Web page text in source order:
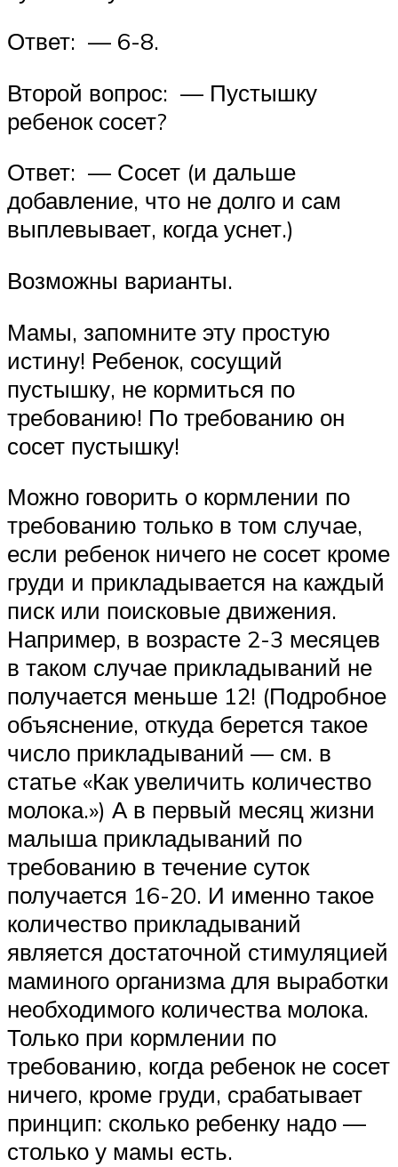
Ответ: — 6-8.
Второй вопрос: — Пустышку
ребенок сосет?
Ответ: — Сосет (и дальше
добавление, что не долго и сам
выплевывает, когда уснет.)
Возможны варианты.
Мамы, запомните эту простую
истину! Ребенок, сосущий
пустышку, не кормиться по
требованию! По требованию он
сосет пустышку!
Можно говорить о кормлении по
требованию только в том случае,
если ребенок ничего не сосет кроме
груди и прикладывается на каждый
писк или поисковые движения.
Например, в возрасте 2-3 месяцев
в таком случае прикладываний не
получается меньше 12! (Подробное
объяснение, откуда берется такое
число прикладываний — см. в
статье «Как увеличить количество
молока.») А в первый месяц жизни
малыша прикладываний по
требованию в течение суток
получается 16-20. И именно такое
количество прикладываний
является достаточной стимуляцией
маминого организма для выработки
необходимого количества молока.
Только при кормлении по
требованию, когда ребенок не сосет
ничего, кроме груди, срабатывает
принцип: сколько ребенку надо —
столько у мамы есть.